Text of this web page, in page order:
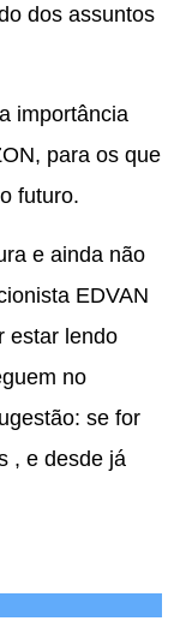
dos assuntos
importância
para os que
futuro.
e ainda não
EDVAN
estar lendo
no
se for
, e desde já